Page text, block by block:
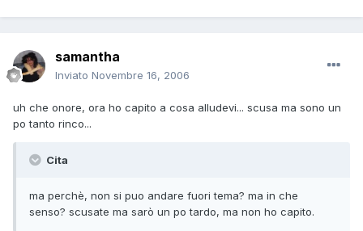
samantha
Inviato Novembre 16, 2006
uh che onore, ora ho capito a cosa alludevi... scusa ma sono un
po tanto rinco...
Cita
ma perchè, non si puo andare fuori tema? ma in che
senso? scusate ma sarò un po tardo, ma non ho capito.